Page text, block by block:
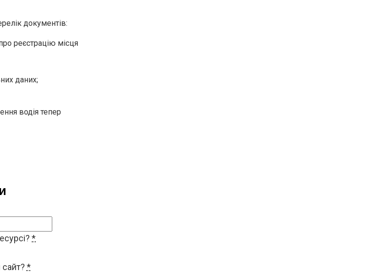
документів:
реєстрацію місця
даних;
водія тепер
*
*